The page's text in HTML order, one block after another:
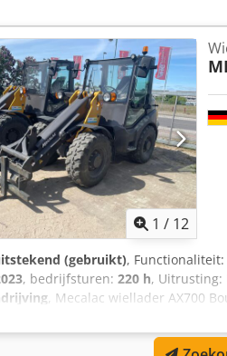
78 Motor: Deutz Vermogen: 75
7500 kg Afmetingen (LxBxH):
Voor- en achterverlichting
Ahtor Banden Mitas EM-01365/
1 / 12
(gebruikt), Functionaliteit:
, bedrijfsturen: 220 h, Uitrusting:
, Mecalac wiellader AX700
Brandstof: Diesel 20 km/u-machine
4,60m Dkodpfx Aewhy Rlshtsr